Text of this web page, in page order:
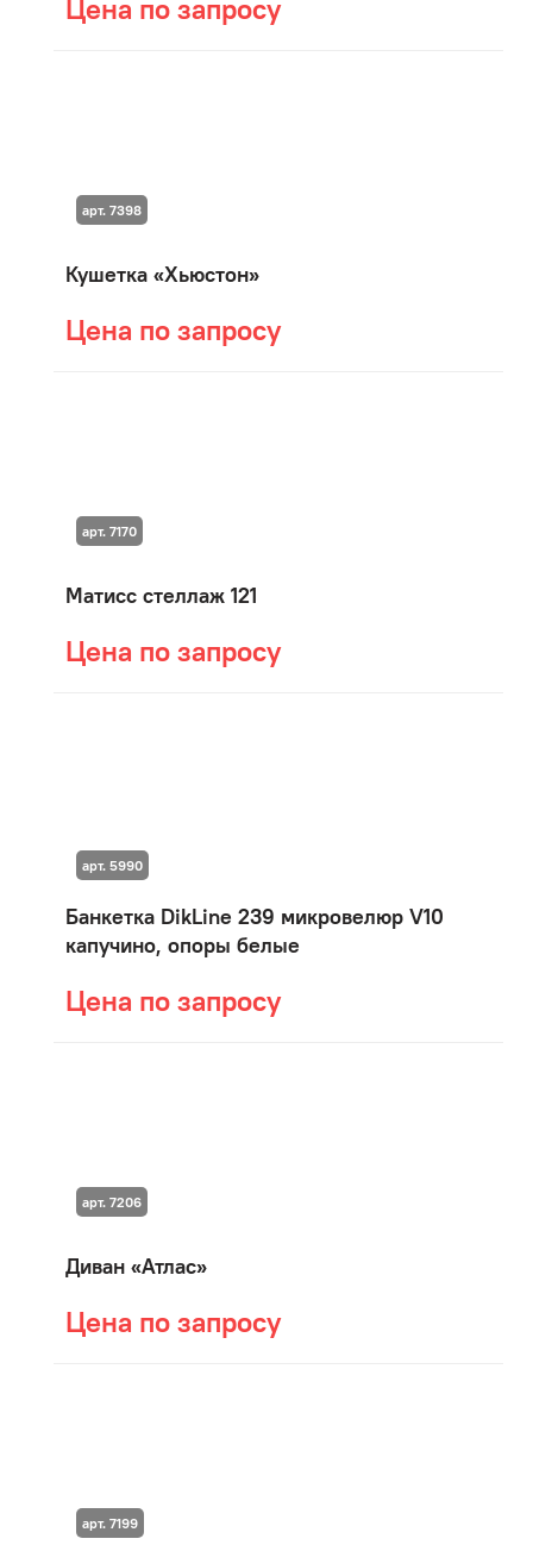
Цена по запросу
Кушетка «Хьюстон»
Цена по запросу
арт. 7398
Матисс стеллаж 121
Цена по запросу
арт. 7170
Банкетка DikLine 239 микровелюр V10
капучино, опоры белые
Цена по запросу
арт. 5990
Диван «Атлас»
Цена по запросу
арт. 7206
арт. 7199